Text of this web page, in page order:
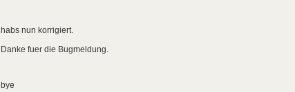
habs nun korrigiert.
Danke fuer die Bugmeldung.
bye